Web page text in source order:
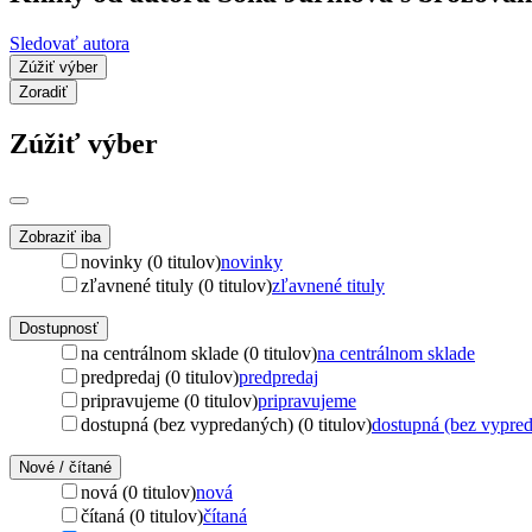
Sledovať autora
Zúžiť výber
Zoradiť
Zúžiť výber
Zobraziť iba
novinky (0 titulov)novinky
zľavnené tituly (0 titulov)zľavnené tituly
Dostupnosť
na centrálnom sklade (0 titulov)na centrálnom sklade
predpredaj (0 titulov)predpredaj
pripravujeme (0 titulov)pripravujeme
dostupná (bez vypredaných) (0 titulov)dostupná (bez
Nové / čítané
nová (0 titulov)nová
čítaná (0 titulov)čítaná